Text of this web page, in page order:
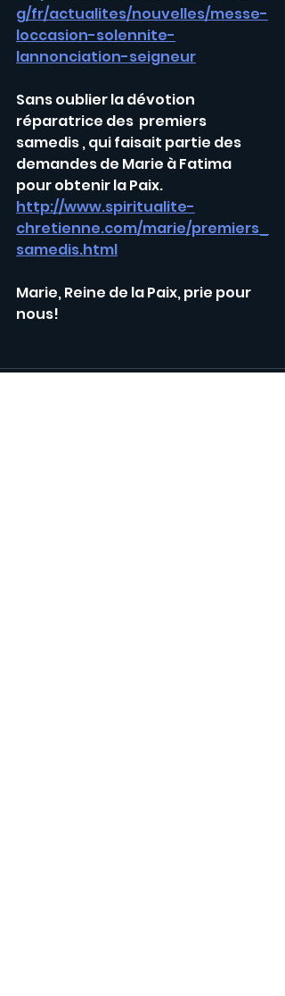
g/fr/actualites/nouvelles/messe-
loccasion-solennite-
lannonciation-seigneur
Sans oublier la dévotion
réparatrice des  premiers
samedis , qui faisait partie des
demandes de Marie à Fatima
pour obtenir la Paix.
http://www.spiritualite-
chretienne.com/marie/premiers_
samedis.html
Marie, Reine de la Paix, prie pour
nous!